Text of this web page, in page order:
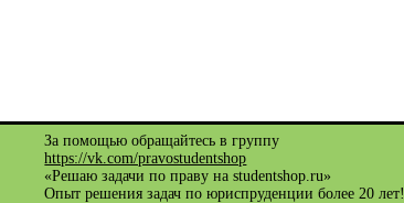
За помощью обращайтесь в группу
https://vk.com/pravostudentshop
«Решаю задачи по праву на studentshop.ru»
Опыт решения задач по юриспруденции более 20 лет!